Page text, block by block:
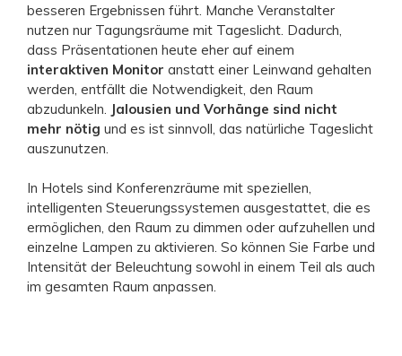
besseren Ergebnissen führt. Manche Veranstalter
nutzen nur Tagungsräume mit Tageslicht. Dadurch,
dass Präsentationen heute eher auf einem
interaktiven Monitor anstatt einer Leinwand gehalten
werden, entfällt die Notwendigkeit, den Raum
abzudunkeln. Jalousien und Vorhänge sind nicht
mehr nötig und es ist sinnvoll, das natürliche Tageslicht
auszunutzen.
In Hotels sind Konferenzräume mit speziellen,
intelligenten Steuerungssystemen ausgestattet, die es
ermöglichen, den Raum zu dimmen oder aufzuhellen und
einzelne Lampen zu aktivieren. So können Sie Farbe und
Intensität der Beleuchtung sowohl in einem Teil als auch
im gesamten Raum anpassen.